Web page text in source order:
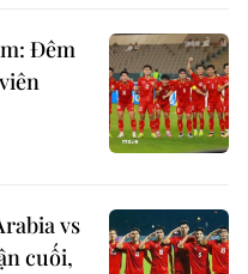
Đêm
vs
cuối,